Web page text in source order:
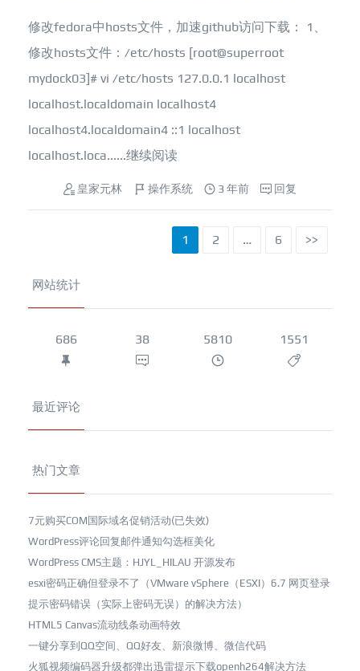
修改fedora中hosts文件，加速github访问下载： 1、
修改hosts文件：/etc/hosts [root@superroot
mydock03]# vi /etc/hosts 127.0.0.1 localhost
localhost.localdomain localhost4
localhost4.localdomain4 ::1 localhost
localhost.loca......继续阅读
皇家元林 操作系统 3 年前 回复
1 2 … 6 >>
网站统计
686 38 5810 1551
最近评论
热门文章
7元购买COM国际域名促销活动(已失效)
WordPress评论回复邮件通知勾选框美化
WordPress CMS主题：HJYL_HILAU 开源发布
esxi密码正确但登录不了（VMware vSphere（ESXI）6.7 网页登录
提示密码错误（实际上密码无误）的解决方法）
HTML5 Canvas流动线条动画特效
一键分享到QQ空间、QQ好友、新浪微博、微信代码
火狐视频编码器升级都弹出迅雷提示下载openh264解决方法